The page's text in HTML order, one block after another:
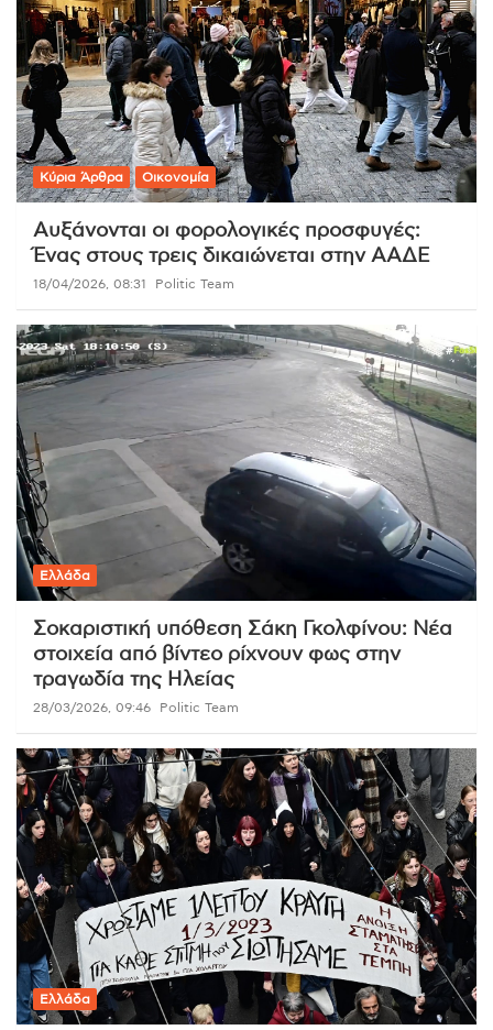
Κύρια Άρθρα Οικονομία
Αυξάνονται οι φορολογικές προσφυγές:
Ένας στους τρεις δικαιώνεται στην ΑΑΔΕ
18/04/2026, 08:31 Politic Team
Ελλάδα
Σοκαριστική υπόθεση Σάκη Γκολφίνου: Νέα
στοιχεία από βίντεο ρίχνουν φως στην
τραγωδία της Ηλείας
28/03/2026, 09:46 Politic Team
Ελλάδα